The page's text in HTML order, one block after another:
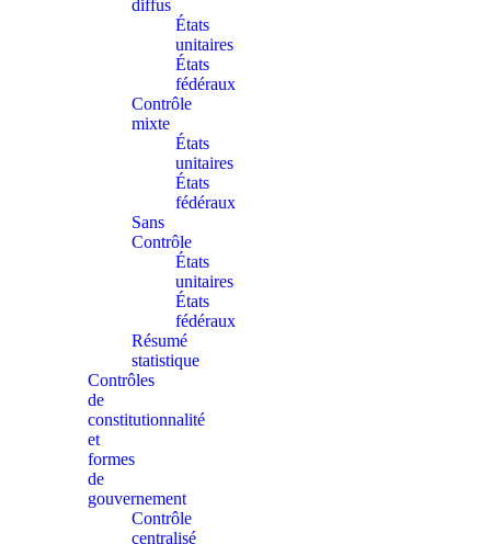
diffus
États
unitaires
États
fédéraux
Contrôle
mixte
États
unitaires
États
fédéraux
Sans
Contrôle
États
unitaires
États
fédéraux
Résumé
statistique
Contrôles
de
constitutionnalité
et
formes
de
gouvernement
Contrôle
centralisé